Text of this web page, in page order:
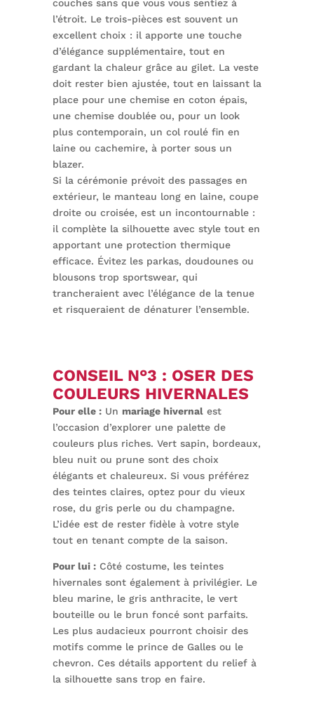
couches sans que vous vous sentiez à
l’étroit. Le trois-pièces est souvent un
excellent choix : il apporte une touche
d’élégance supplémentaire, tout en
gardant la chaleur grâce au gilet. La veste
doit rester bien ajustée, tout en laissant la
place pour une chemise en coton épais,
une chemise doublée ou, pour un look
plus contemporain, un col roulé fin en
laine ou cachemire, à porter sous un
blazer.
Si la cérémonie prévoit des passages en
extérieur, le manteau long en laine, coupe
droite ou croisée, est un incontournable :
il complète la silhouette avec style tout en
apportant une protection thermique
efficace. Évitez les parkas, doudounes ou
blousons trop sportswear, qui
trancheraient avec l’élégance de la tenue
et risqueraient de dénaturer l’ensemble.
CONSEIL N°3 : OSER DES
COULEURS HIVERNALES
Pour elle :Un mariage hivernalest
l’occasion d’explorer une palette de
couleurs plus riches. Vert sapin, bordeaux,
bleu nuit ou prune sont des choix
élégants et chaleureux. Si vous préférez
des teintes claires, optez pour du vieux
rose, du gris perle ou du champagne.
L’idée est de rester fidèle à votre style
tout en tenant compte de la saison.
Pour lui :Côté costume, les teintes
hivernales sont également à privilégier. Le
bleu marine, le gris anthracite, le vert
bouteille ou le brun foncé sont parfaits.
Les plus audacieux pourront choisir des
motifs comme le prince de Galles ou le
chevron. Ces détails apportent du relief à
la silhouette sans trop en faire.